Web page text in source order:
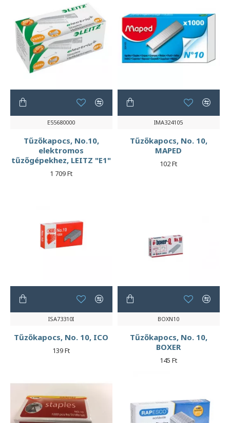
E55680000
Tűzőkapocs, No.10,
elektromos
tűzőgépekhez, LEITZ "E1"
1 709 Ft
IMA324105
Tűzőkapocs, No. 10,
MAPED
102 Ft
ISA73310I
Tűzőkapocs, No. 10, ICO
139 Ft
BOXN10
Tűzőkapocs, No. 10,
BOXER
145 Ft